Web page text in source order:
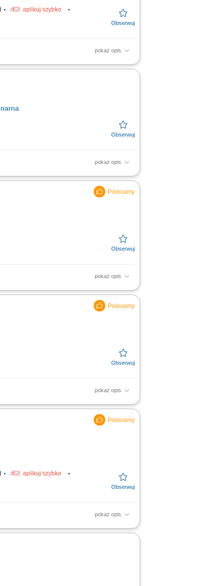
aplikuj szybko
pokaż opis
krojenie warzyw, owoców i
pokaż opis
śniadań, obiadów i
pokaż opis
transportu, utrzymanie
pokaż opis
i samodzielnej, która
aplikuj szybko
pokaż opis
na stanowisku